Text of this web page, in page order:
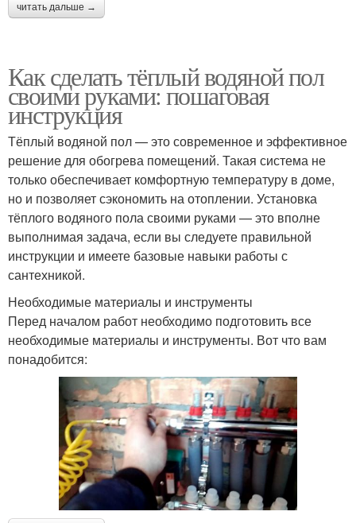
читать дальше →
Как сделать тёплый водяной пол
своими руками: пошаговая
инструкция
Тёплый водяной пол — это современное и эффективное
решение для обогрева помещений. Такая система не
только обеспечивает комфортную температуру в доме,
но и позволяет сэкономить на отоплении. Установка
тёплого водяного пола своими руками — это вполне
выполнимая задача, если вы следуете правильной
инструкции и имеете базовые навыки работы с
сантехникой.
Необходимые материалы и инструменты
Перед началом работ необходимо подготовить все
необходимые материалы и инструменты. Вот что вам
понадобится: